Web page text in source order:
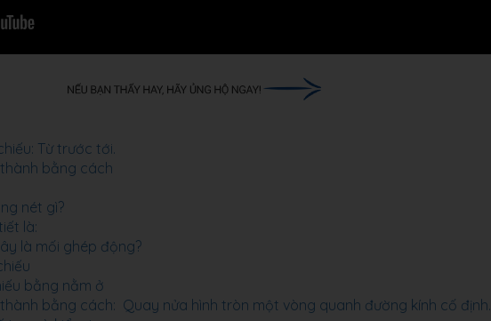
Từ trước tới.
bằng cách
nét gì?
là:
là mối ghép động?
bằng nằm ở
bằng cách: Quay nửa hình tròn một vòng quanh đường kính cố định.